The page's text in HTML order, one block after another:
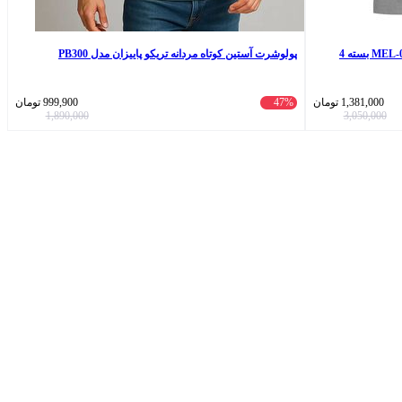
زیرپوش رکابی مردانه برهان تن پوش مدل MEL-01 بسته 4
1,381,000 تومان
3,050,000
پولوشرت آستین کوتاه مردانه تریکو پاییزان مدل PB300
47%
999,900 تومان
1,890,000